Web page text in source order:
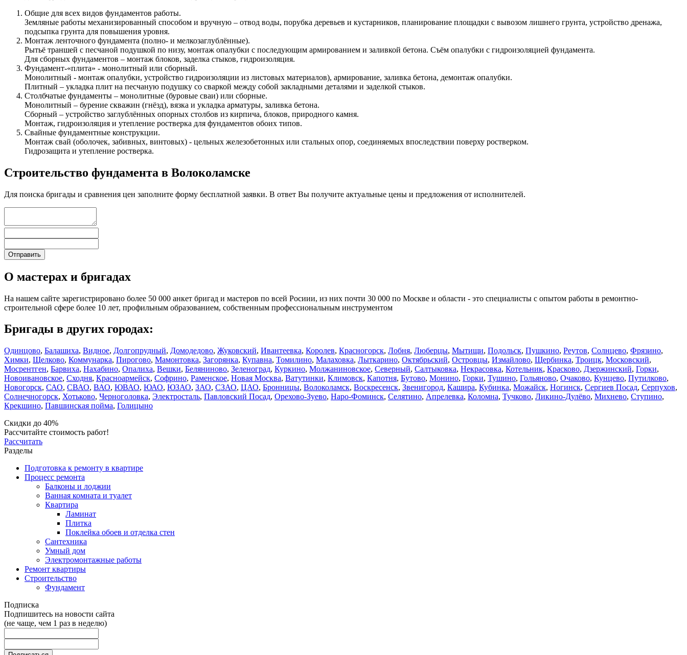
Общие для всех видов фундаментов работы.
Земляные работы механизированный способом и вручную – отвод воды, порубка деревьев и кустарников, планирование площадки с вывозом лишнего грунта, устройство дренажа,
подсыпка грунта для повышения уровня.
Монтаж ленточного фундамента (полно- и мелкозаглублённые).
Рытьё траншей с песчаной подушкой по низу, монтаж опалубки с последующим армированием и заливкой бетона. Съём опалубки с гидроизоляцией фундамента.
Для сборных фундаментов – монтаж блоков, заделка стыков, гидроизоляция.
Фундамент-«плита» - монолитный или сборный.
Монолитный - монтаж опалубки, устройство гидроизоляции из листовых материалов), армирование, заливка бетона, демонтаж опалубки.
Плитный – укладка плит на песчаную подушку со сваркой между собой закладными деталями и заделкой стыков.
Столбчатые фундаменты – монолитные (буровые сваи) или сборные.
Монолитный – бурение скважин (гнёзд), вязка и укладка арматуры, заливка бетона.
Сборный – устройство заглублённых опорных столбов из кирпича, блоков, природного камня.
Монтаж, гидроизоляция и утепление ростверка для фундаментов обоих типов.
Свайные фундаментные конструкции.
Монтаж свай (оболочек, забивных, винтовых) - цельных железобетонных или стальных опор, соединяемых впоследствии поверху ростверком.
Гидрозащита и утепление ростверка.
Строительство фундамента в Волоколамске
Для поиска бригады и сравнения цен заполните форму бесплатной заявки. В ответ Вы получите актуальные цены и предложения от исполнителей.
О мастерах и бригадах
На нашем сайте зарегистрировано более 50 000 анкет бригад и мастеров по всей Росиии, из них почти 30 000 по Москве и области - это специалисты с опытом работы в ремонтно-
строительной сфере более 10 лет, профильным образованием, собственным профессиональным инструментом
Бригады в других городах:
Одинцово, Балашиха, Видное, Долгопрудный, Домодедово, Жуковский, Ивантеевка, Королев, Красногорск, Лобня, Люберцы, Мытищи, Подольск, Пушкино, Реутов, Солнцево, Фрязино,
Химки, Щелково, Коммунарка, Пирогово, Мамонтовка, Загорянка, Купавна, Томилино, Малаховка, Лыткарино, Октябрьский, Островцы, Измайлово, Щербинка, Троицк, Московский,
Мосрентген, Барвиха, Нахабино, Опалиха, Вешки, Беляниново, Зеленоград, Куркино, Молжаниновское, Северный, Салтыковка, Некрасовка, Котельник, Красково, Дзержинский, Горки,
Новоивановское, Сходня, Красноармейск, Софрино, Раменское, Новая Москва, Ватутинки, Климовск, Капотня, Бутово, Монино, Горки, Тушино, Гольяново, Очаково, Кунцево, Путилково,
Новогорск, САО, СВАО, ВАО, ЮВАО, ЮАО, ЮЗАО, ЗАО, СЗАО, ЦАО, Бронницы, Волоколамск, Воскресенск, Звенигород, Кашира, Кубинка, Можайск, Ногинск, Сергиев Посад, Серпухов,
Солнечногорск, Хотьково, Черноголовка, Электросталь, Павловский Посад, Орехово-Зуево, Наро-Фоминск, Селятино, Апрелевка, Коломна, Тучково, Ликино-Дулёво, Михнево, Ступино,
Крекшино, Павшинская пойма, Голицыно
Скидки до 40%
Рассчитайте стоимость работ!
Рассчитать
Разделы
Подготовка к ремонту в квартире
Процесс ремонта
Балконы и лоджии
Ванная комната и туалет
Квартира
Ламинат
Плитка
Поклейка обоев и отделка стен
Сантехника
Умный дом
Электромонтажные работы
Ремонт квартиры
Строительство
Фундамент
Подписка
Подпишитесь на новости сайта
(не чаще, чем 1 раз в неделю)